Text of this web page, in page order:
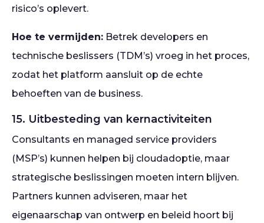
risico’s oplevert.
Hoe te vermijden: Betrek developers en
technische beslissers (TDM’s) vroeg in het proces,
zodat het platform aansluit op de echte
behoeften van de business.
15. Uitbesteding van kernactiviteiten
Consultants en managed service providers
(MSP’s) kunnen helpen bij cloudadoptie, maar
strategische beslissingen moeten intern blijven.
Partners kunnen adviseren, maar het
eigenaarschap van ontwerp en beleid hoort bij